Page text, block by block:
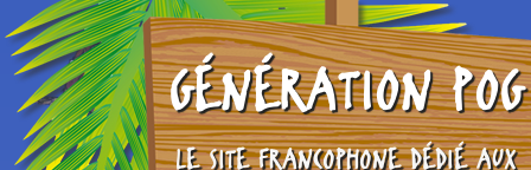
GÉNÉRATION POG
LE SITE FRANCOPHONE DÉDIÉ AUX